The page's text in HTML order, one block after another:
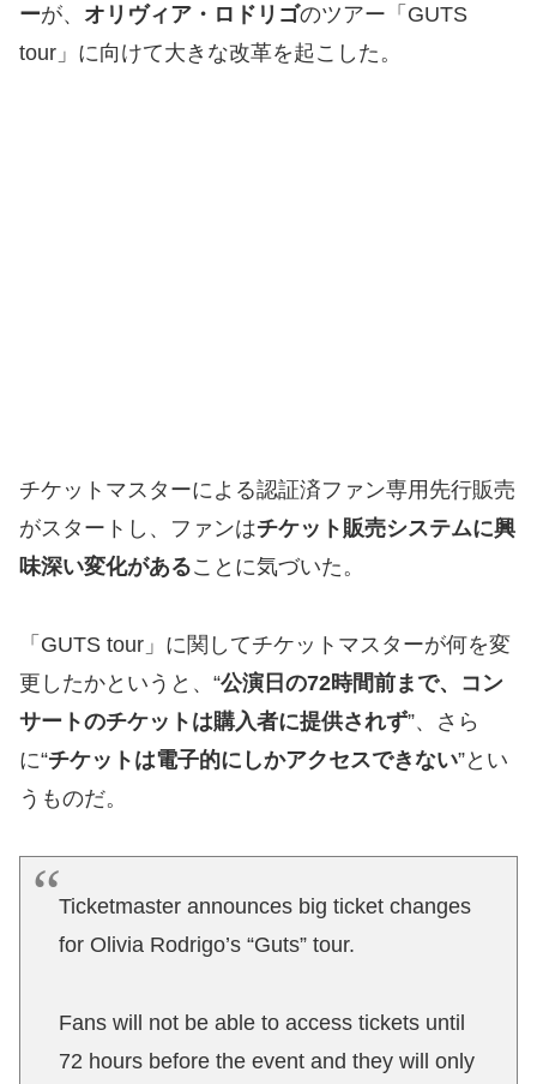
ーが、 オリヴィア・ロドリゴのツアー「GUTS
tour」に向けて大きな改革を起こした。
チケットマスターによる認証済ファン専用先行販売
がスタートし、ファンはチケット販売システムに興
味深い変化があることに気づいた。
「GUTS tour」に関してチケットマスターが何を変
更したかというと、“公演日の72時間前まで、コン
サートのチケットは購入者に提供されず”、さら
に“チケットは電子的にしかアクセスできない”とい
うものだ。
Ticketmaster announces big ticket changes
for Olivia Rodrigo’s “Guts” tour.
Fans will not be able to access tickets until
72 hours before the event and they will only